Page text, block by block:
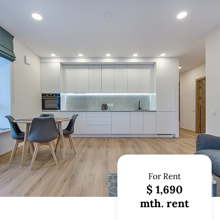
For Rent
$ 1,690
mth. rent